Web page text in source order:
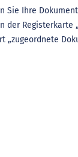
Sie Ihre
Registerkarte
„zugeordnete